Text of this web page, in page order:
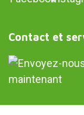
Contact et
maintenant